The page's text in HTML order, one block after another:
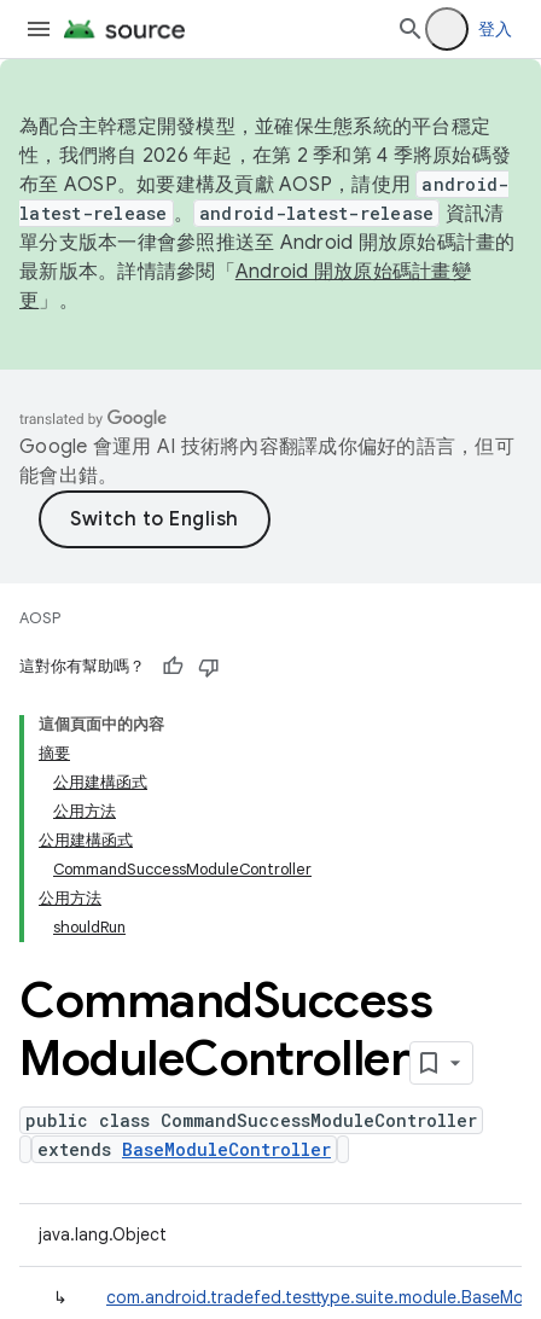
登入
為配合主幹穩定開發模型，並確保生態系統的平台穩定
性，我們將自 2026 年起，在第 2 季和第 4 季將原始碼發
布至 AOSP。如要建構及貢獻 AOSP，請使用 android-
latest-release 。 android-latest-release
資訊清
單分支版本一律會參照推送至 Android 開放原始碼計畫的
最新版本。詳情請參閱「 Android 開放原始碼計畫變
更 」。
Google 會運用 AI 技術將內容翻譯成你偏好的語言，但可
能會出錯。
AOSP
這對你有幫助嗎？
這個頁面中的內容
摘要
公用建構函式
公用方法
公用建構函式
CommandSuccessModuleController
公用方法
shouldRun
CommandSuccess
ModuleController
public class CommandSuccessModuleController
extends BaseModuleController
java.lang.Object
↳